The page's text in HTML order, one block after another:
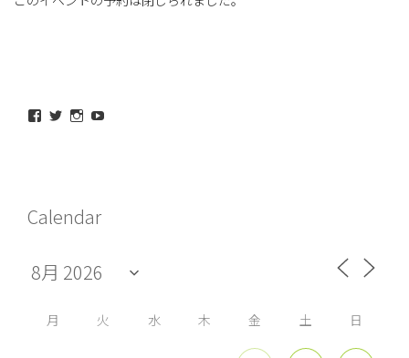
maeda_kazuaki@me.com
ィ
ー
を
Facebook
示
maedakazuaki
さ
ィ
ー
を
Twitter
maede_kazuaki
ィ
ー
を
Instagram
YouTube
示
Calendar
月 火 水 木 金 土 日